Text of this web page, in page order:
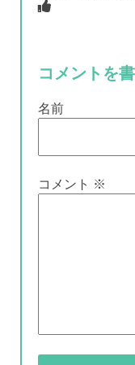
コメントを書
名前
コメント ※